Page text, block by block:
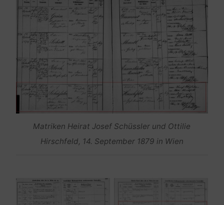
Matriken Heirat Josef Schüssler und Ottilie
Hirschfeld, 14. September 1879 in Wien